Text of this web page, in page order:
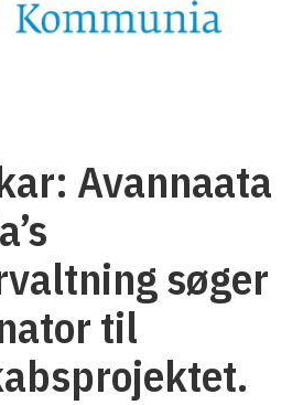
Avannaata
søger
til